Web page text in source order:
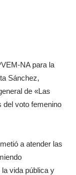
NA para la
Sánchez,
de «Las
del voto femenino
a atender las
vida pública y